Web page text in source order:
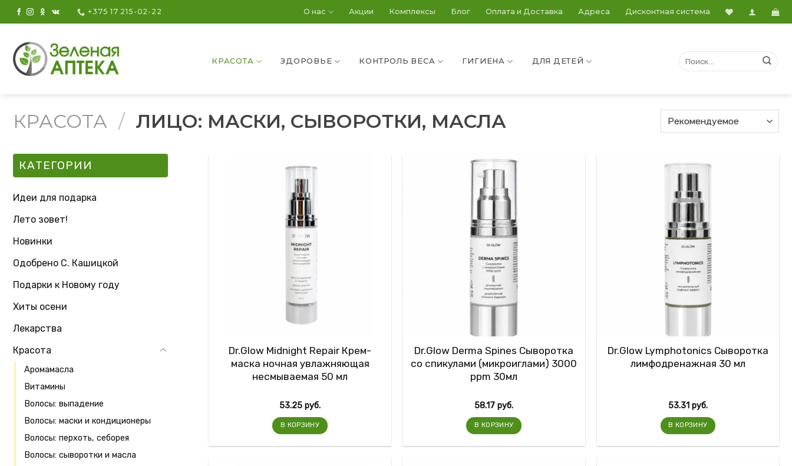
to
+375 17 215-02-22 О нас Акции Комплексы Блог Оплата и Доставка Адреса Дисконтная система
КРАСОТА ЗДОРОВЬЕ КОНТРОЛЬ ВЕСА ГИГИЕНА ДЛЯ ДЕТЕЙ
КРАСОТА / ЛИЦО: МАСКИ, СЫВОРОТКИ, МАСЛА
КАТЕГОРИИ
Идеи для подарка
Лето зовет!
Новинки
Одобрено С. Кашицкой
Подарки к Новому году
Хиты осени
Лекарства
Красота
Аромамасла
Витамины
Волосы: выпадение
Волосы: маски и кондиционеры
Волосы: перхоть, себорея
Волосы: сыворотки и масла
Dr.Glow Midnight Repair Крем-
маска ночная увлажняющая
несмываемая 50 мл
53.25руб.
В КОРЗИНУ
Dr.Glow Derma Spines Сыворотка
со спикулами (микроиглами) 3000
ppm 30мл
58.17руб.
В КОРЗИНУ
Dr.Glow Lymphotonics Сыворотка
лимфодренажная 30 мл
53.31 руб.
В КОРЗИНУ